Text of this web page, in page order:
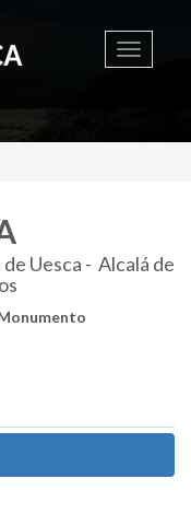
Toggle
Uesca - Alcalá de